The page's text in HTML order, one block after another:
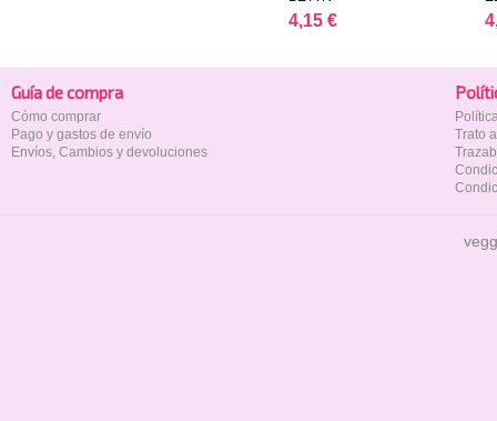
4,15 €
Guía de compra
Cómo comprar
Pago y gastos de envío
Envíos, Cambios y devoluciones
Trato